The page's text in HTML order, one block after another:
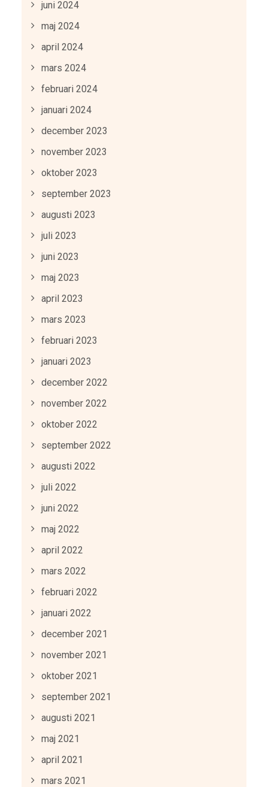
juni 2024
maj 2024
april 2024
mars 2024
februari 2024
januari 2024
december 2023
november 2023
oktober 2023
september 2023
augusti 2023
juli 2023
juni 2023
maj 2023
april 2023
mars 2023
februari 2023
januari 2023
december 2022
november 2022
oktober 2022
september 2022
augusti 2022
juli 2022
juni 2022
maj 2022
april 2022
mars 2022
februari 2022
januari 2022
december 2021
november 2021
oktober 2021
september 2021
augusti 2021
maj 2021
april 2021
mars 2021